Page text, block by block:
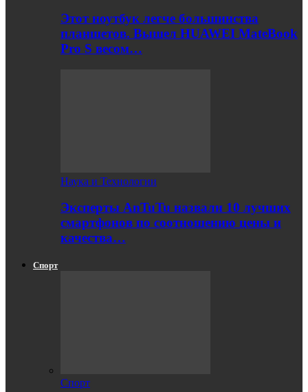
Этот ноутбук легче большинства
планшетов. Вышел HUAWEI MateBook
Pro S весом…
Наука и Технологии
Эксперты AnTuTu назвали 10 лучших
смартфонов по соотношению цены и
качества…
Спорт
Спорт